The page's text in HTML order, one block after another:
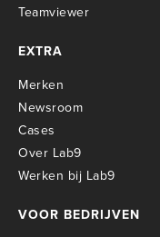
Teamviewer
EXTRA
Merken
Newsroom
Cases
Over Lab9
Werken bij Lab9
VOOR BEDRIJVEN